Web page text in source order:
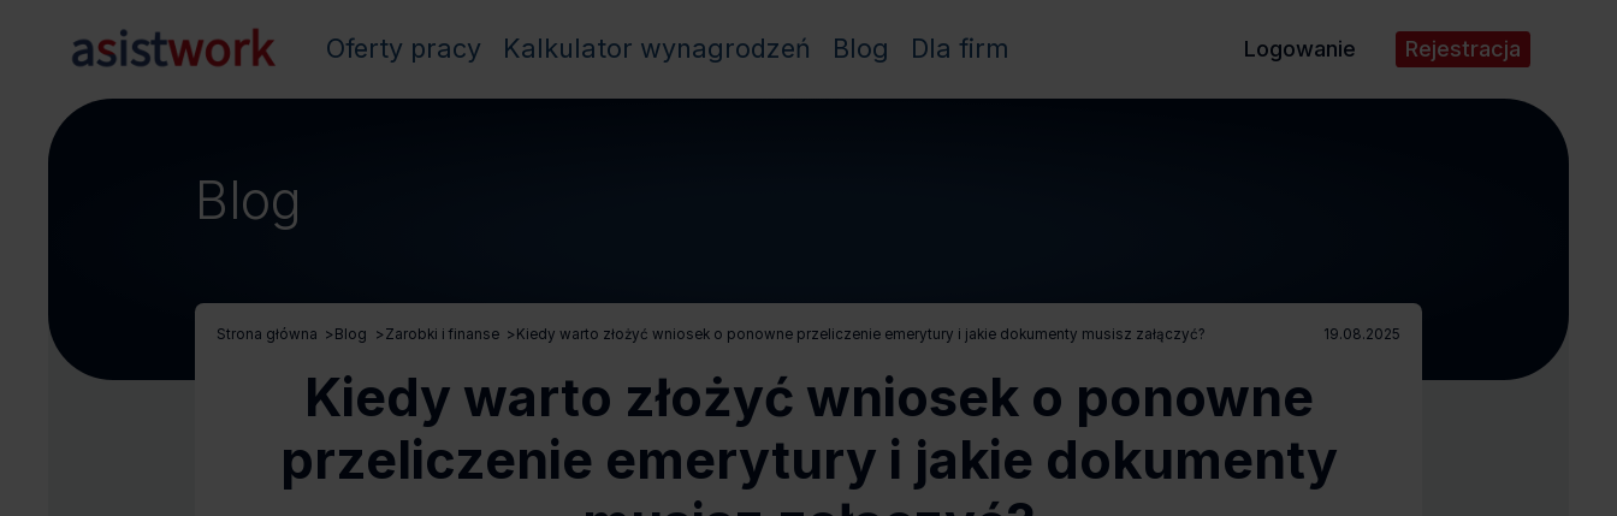
Oferty pracy Kalkulator wynagrodzeń Blog Dla firm Logowanie Rejestracja
Blog
Strona główna >Blog >Zarobki i finanse >Kiedy warto złożyć wniosek o ponowne przeliczenie emerytury i jakie dokumenty musisz załączyć? 19.08.2025
Kiedy warto złożyć wniosek o ponowne
przeliczenie emerytury i jakie dokumenty